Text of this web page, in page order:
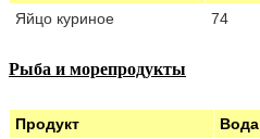
Яйцо куриное
74
Рыба и морепродукты
Продукт Вода